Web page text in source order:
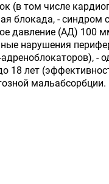
том числе
блокада, -
давление (АД)
нарушения
-
лет
мальабсорбции.